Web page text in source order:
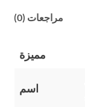
مراجعات (0)
مميزة
اسم